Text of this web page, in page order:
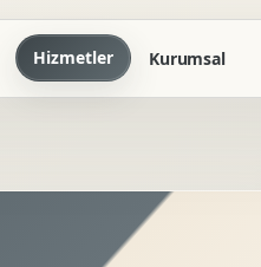
Hizmetler Kurumsal